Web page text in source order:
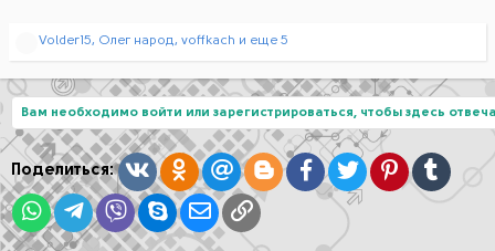
Р
ц
и
и
:
Volder15, Олег народ, voffkach и еще 5
Вам необходимо войти или зарегистрироваться, чтобы здесь
Поделиться: ВконтактеОдноклассники
Mail.ruBloggerFacebook
TwitterPinterestTumblr
WhatsAppTelegram
Viber SkypeЭлектронная почта
Ссылка